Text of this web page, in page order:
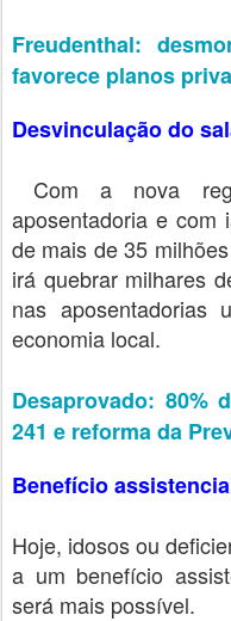
Freudenthal:
favorece planos
Desvinculação do
Com a nova
aposentadoria e com
de mais de 35
irá quebrar milhares
nas aposentadorias
economia local.
Desaprovado: 80%
241 e reforma da
Benefício
Hoje, idosos ou
a um benefício
será mais possível.